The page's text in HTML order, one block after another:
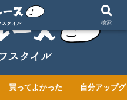
買ってよかった 自分アップ
検索